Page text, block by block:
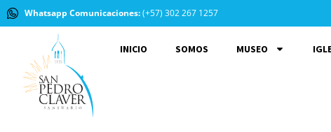
Whatsapp Comunicaciones:(+57) 302 267 1257
INICIO SOMOS MUSEO